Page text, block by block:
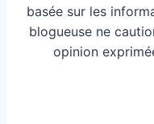
basée sur les
blogueuse ne
opinion